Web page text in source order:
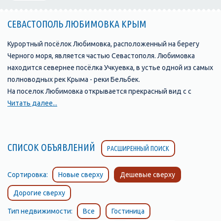
СЕВАСТОПОЛЬ ЛЮБИМОВКА КРЫМ
Курортный посёлок Любимовка, расположенный на берегу
Черного моря, является частью Севастополя. Любимовка
находится севернее посёлка Учкуевка, в устье одной из самых
полноводных рек Крыма - реки Бельбек.
На поселок Любимовка открывается прекрасный вид с с
возвышенности, на которой стоит православная церковь.
славятся своими мускатами. Только здесь производят
натуральный мускат «Алькадар».
замечательным песчаным пляжем, протяжённостью более
километра, разделенным на две части, так как он расположен
по обе стороны от устья реки Бельбек. Пляж с обеих сторон
постепенно переходит в «дикие» пляжи. Это излюбленное
Читать далее...
СПИСОК ОБЪЯВЛЕНИЙ РАСШИРЕННЫЙ ПОИСК
Сортировка: Новые сверху Дешевые сверху
Дорогие сверху
Тип недвижимости: Все Гостиница